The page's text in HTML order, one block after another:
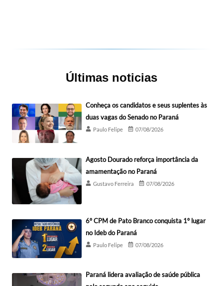
Últimas noticias
Conheça os candidatos e seus suplentes às
duas vagas do Senado no Paraná
Paulo Felipe 07/08/2026
Agosto Dourado reforça importância da
amamentação no Paraná
Gustavo Ferreira 07/08/2026
6º CPM de Pato Branco conquista 1º lugar
no Ideb do Paraná
Paulo Felipe 07/08/2026
Paraná lidera avaliação de saúde pública